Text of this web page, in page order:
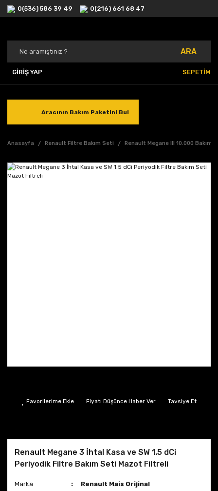
0(536) 586 39 49 0(216) 661 68 47
ARA
GİRİŞ YAP SEPETİM
Aracının Bakım Paketini Bul
Anasayfa Renault Filtre Bakım Seti Renault Megane III 10.000 Bakımı
Fiyatı Düşünce Haber Ver Tavsiye Et
Renault Megane 3 İhtal Kasa ve SW 1.5 dCi
Periyodik Filtre Bakım Seti Mazot Filtreli
Marka
Renault Mais Orijinal